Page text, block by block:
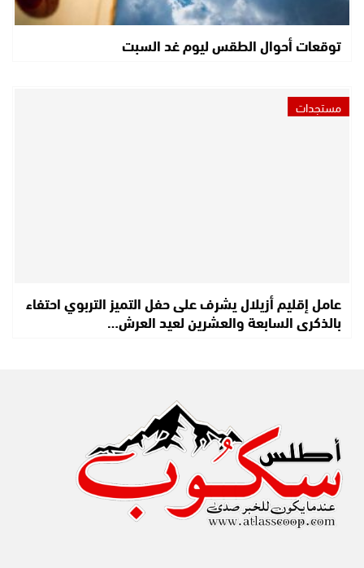
توقعات أحوال الطقس ليوم غد السبت
مستجدات
عامل إقليم أزيلال يشرف على حفل التميز التربوي احتفاء
بالذكرى السابعة والعشرين لعيد العرش…